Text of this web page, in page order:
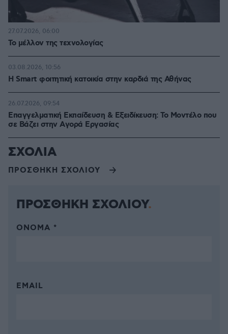
Το μέλλον της τεχνολογίας
27.07.2026, 06:00
Η Smart φοιτητική κατοικία στην καρδιά της Αθήνας
03.08.2026, 10:56
Επαγγελματική Εκπαίδευση & Εξειδίκευση: Το Mοντέλο που
σε Bάζει στην Aγορά Eργασίας
26.07.2026, 09:54
ΣΧΟΛΙΑ
ΠΡΟΣΘΗΚΗ ΣΧΟΛΙΟΥ
ΠΡΟΣΘΗΚΗ ΣΧΟΛΙΟΥ
ΌΝΟΜΑ *
EMAIL